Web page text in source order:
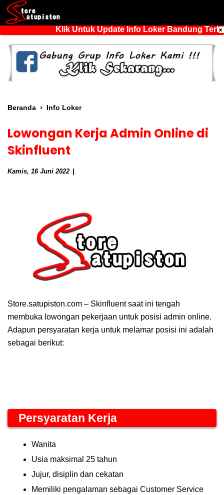
Beranda › Info Loker
Lowongan Kerja Admin Online di
Skinfluent
Kamis, 16 Juni 2022
Store.satupiston.com – Skinfluent saat ini tengah
membuka lowongan pekerjaan untuk posisi admin online.
Adapun persyaratan kerja untuk melamar posisi ini adalah
sebagai berikut:
Persyaratan Kerja
Wanita
Usia maksimal 25 tahun
Jujur, disiplin dan cekatan
Memiliki pengalaman sebagai Customer Service
Klik Untuk Update Info Loker Bandung